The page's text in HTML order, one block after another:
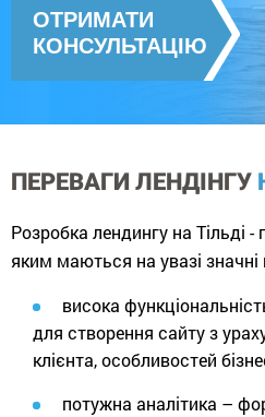
ОТРИМАТИ
КОНСУЛЬТАЦІЮ
ПЕРЕВАГИ ЛЕНДІНГУ
Розробка лендингу на Тільді -
яким маються на увазі значні
висока
для створення сайту з
клієнта, особливостей
потужна аналітика –